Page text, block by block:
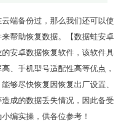
端备份过，那么我们还可以使
帮助恢复数据。【数据蛙安卓
安卓数据恢复软件，该软件具
、手机型号适配性高等优点，
够尽快恢复因恢复出厂设置、
成的数据丢失情况，因此备受
编实操，供各位参考！